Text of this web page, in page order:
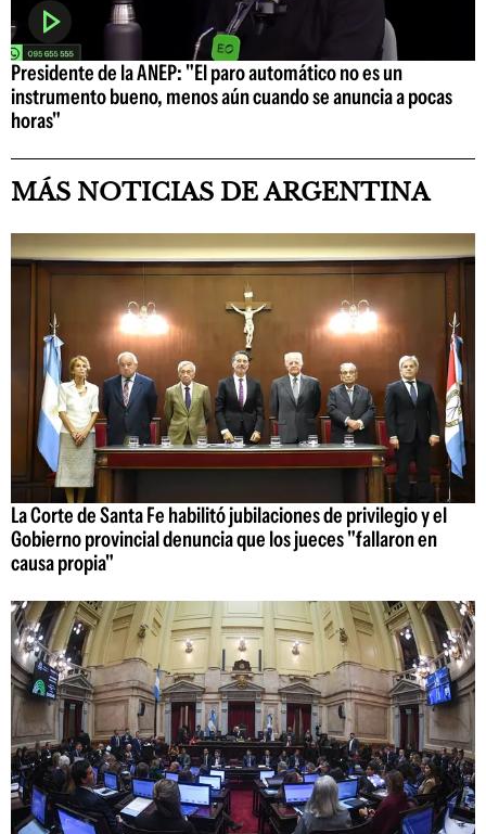
Presidente de la ANEP: "El paro automático no es un
instrumento bueno, menos aún cuando se anuncia a pocas
horas"
MÁS NOTICIAS DE ARGENTINA
La Corte de Santa Fe habilitó jubilaciones de privilegio y el
Gobierno provincial denuncia que los jueces "fallaron en
causa propia"